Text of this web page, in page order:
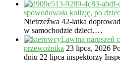
spowodowała kolizję, po
Nietrzeźwa 42-latka
w samochodzie dzieci.…
Lawina naruszeń
przewoźnika 23 lipca, 2026
dniu 22 lipca inspektorzy